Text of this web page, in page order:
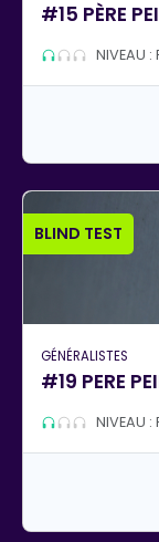
#15 PÈRE
NIVEAU :
BLIND TEST
GÉNÉRALISTES
#19 PERE
NIVEAU :